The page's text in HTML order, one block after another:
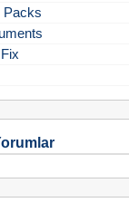
Packs